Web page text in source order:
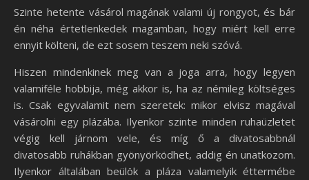
Szinte hetente vásárol magának valami új rongyot, és bár
én néha értetlenkedek magamban, hogy miért kell erre
ennyit költeni, de ezt sosem teszem neki szóvá.
Hiszen mindenkinek meg van a joga arra, hogy legyen
valamiféle hobbija, még akkor is, ha az némileg költséges
is. Csak egyvalamit nem szeretek: mikor elvisz magával
vásárolni egy plázába. Ilyenkor szinte minden ruhaüzletet
végig kell járnom vele, és míg ő a divatosabbnál
divatosabb ruhákban gyönyörködhet, addig én unatkozom.
Ilyenkor általában beülök a pláza valamelyik éttermébe